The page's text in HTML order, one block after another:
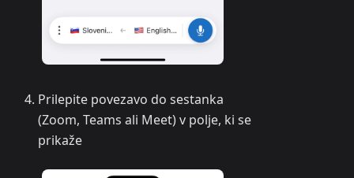
Prilepite povezavo do sestanka
(Zoom, Teams ali Meet) v polje, ki se
prikaže